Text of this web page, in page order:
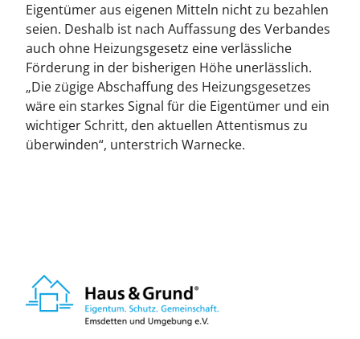
Eigentümer aus eigenen Mitteln nicht zu bezahlen
seien. Deshalb ist nach Auffassung des Verbandes
auch ohne Heizungsgesetz eine verlässliche
Förderung in der bisherigen Höhe unerlässlich.
„Die zügige Abschaffung des Heizungsgesetzes
wäre ein starkes Signal für die Eigentümer und ein
wichtiger Schritt, den aktuellen Attentismus zu
überwinden“, unterstrich Warnecke.